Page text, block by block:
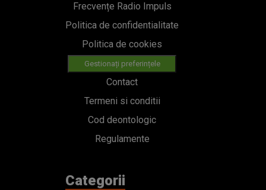
Frecvențe Radio Impuls
Politica de confidentialitate
Politica de cookies
Gestionați preferințele
Contact
Termeni si conditii
Cod deontologic
Regulamente
Categorii